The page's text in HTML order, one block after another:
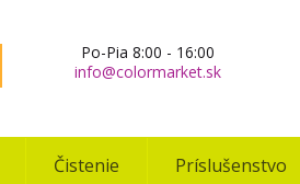
Po-Pia 8:00 - 16:00
info@colormarket.sk
Čistenie Príslušenstvo